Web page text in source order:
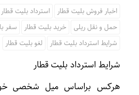
اخبار فروش بلیت قطار استرداد بلیت قطار
حمل و نقل ریلی
خرید بلیت قطار
سفر
شرایط استرداد بلیت قطار
لغو بلیت قطار
شرایط استرداد بلیت قطار
هرکس براساس میل شخصی